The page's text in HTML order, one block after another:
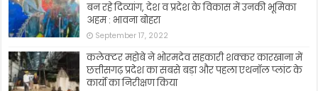
बन रहे दिव्यांग, देश व प्रदेश के विकास में उनकी भूमिका
अहम : भावना बोहरा
September 17, 2022
कलेक्टर महोबे ने भोरमदेव सहकारी शक्कर कारखाना में
छत्तीसगढ़ प्रदेश का सबसे बड़ा और पहला एथनॉल प्लांट के
कार्यो का निरीक्षण किया